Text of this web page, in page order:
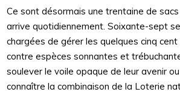
Ce sont désormais une trentaine de
arrive quotidiennement. Soixante-sept
chargées de gérer les quelques cinq cent
contre espèces sonnantes et
soulever le voile opaque de leur avenir
connaître la combinaison de la Loterie